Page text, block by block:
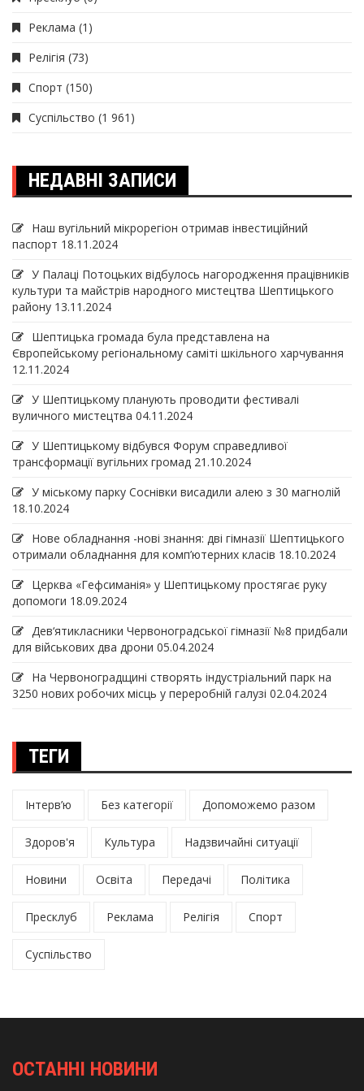
Реклама (1)
Релігія (73)
Спорт (150)
Суспільство (1 961)
НЕДАВНІ ЗАПИСИ
Наш вугільний мікрорегіон отримав інвеcтиційний
паспорт 18.11.2024
У Палаці Потоцьких відбулось нагородження працівників
культури та майстрів народного мистецтва Шептицького
району 13.11.2024
Шептицька громада була представлена на
Європейському регіональному саміті шкільного харчування
12.11.2024
У Шептицькому планують проводити фестивалі
вуличного мистецтва 04.11.2024
У Шептицькому відбувся Форум справедливої
трансформації вугільних громад 21.10.2024
У міському парку Соснівки висадили алею з 30 магнолій
18.10.2024
Нове обладнання -нові знання: дві гімназії Шептицького
отримали обладнання для комп’ютерних класів 18.10.2024
Церква «Гефсиманія» у Шептицькому простягає руку
допомоги 18.09.2024
Дев‘ятикласники Червоноградської гімназії №8 придбали
для військових два дрони 05.04.2024
На Червоноградщині створять індустріальний парк на
3250 нових робочих місць у переробній галузі 02.04.2024
ТЕГИ
Інтерв’ю Без категорії Допоможемо разом
Здоров'я Культура Надзвичайні ситуації
Новини Освіта Передачі Політика
Пресклуб Реклама Релігія Спорт
Суспільство
ОСТАННІ НОВИНИ